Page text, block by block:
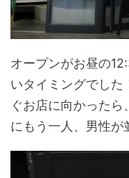
オープンがお昼の
いタイミングでした
ぐお店に向かった
にもう一人、男性が